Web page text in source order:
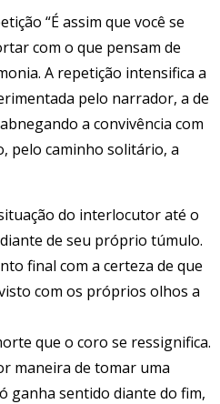
“É assim que você se
com o que pensam de
A repetição intensifica a
pelo narrador, a de
a convivência com
pelo caminho solitário, a
do interlocutor até o
de seu próprio túmulo.
final com a certeza de que
com os próprios olhos a
que o coro se ressignifica.
maneira de tomar uma
ganha sentido diante do fim,